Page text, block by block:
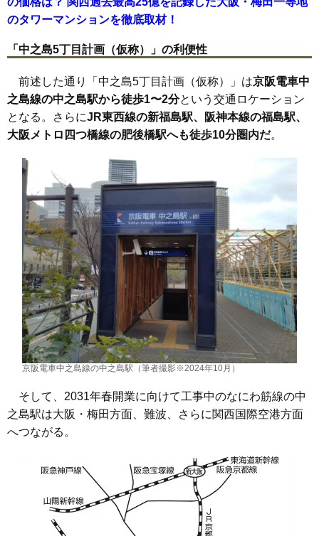
のタワーマンションを徹底取材！
「中之島5丁目計画（仮称）」の利便性
前述した通り「中之島5丁目計画（仮称）」は京阪電車中
之島線の中之島駅から徒歩1〜2分という交通ロケーション
となる。さらにJR東西線の新福島駅、阪神本線の福島駅、
大阪メトロ四つ橋線の肥後橋駅へも徒歩10分圏内だ。
京阪電車中之島線の中之島駅（筆者撮影※2024年10月）
そして、2031年春開業に向けて工事中のなにわ筋線の中
之島駅は大阪・梅田方面、難波、さらに関西国際空港方面
へつながる。